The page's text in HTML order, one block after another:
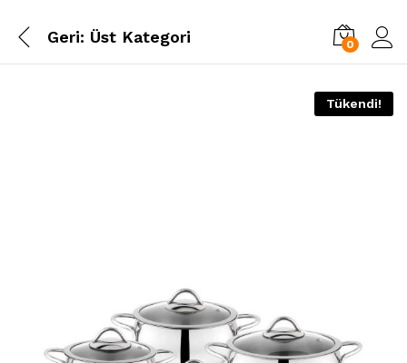
Geri: Üst Kategori 0
Tükendi!